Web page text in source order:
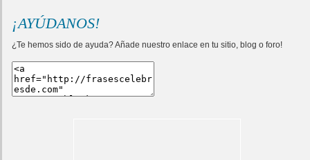
¡AYÚDANOS!
¿Te hemos sido de ayuda? Añade nuestro enlace en tu sitio, blog o foro!